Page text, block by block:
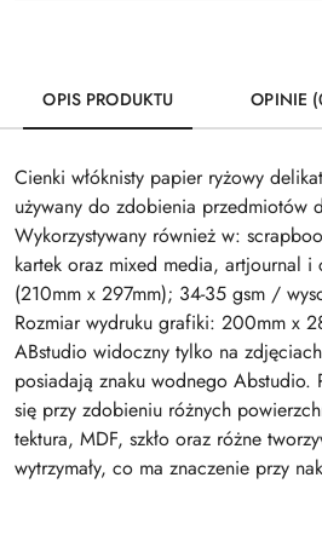
OPIS PRODUKTU OPINIE
Cienki włóknisty papier ryżowy
używany do zdobienia przedmiotów
Wykorzystywany również w:
kartek oraz mixed media, artjournal
(210mm x 297mm); 34-35 gsm /
Rozmiar wydruku grafiki: 200mm x
ABstudio widoczny tylko na
posiadają znaku wodnego Abstudio.
się przy zdobieniu różnych
tektura, MDF, szkło oraz różne
wytrzymały, co ma znaczenie przy